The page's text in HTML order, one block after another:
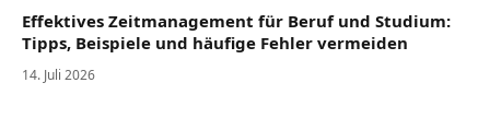
Effektives Zeitmanagement für Beruf und Studium:
Tipps, Beispiele und häufige Fehler vermeiden
14. Juli 2026